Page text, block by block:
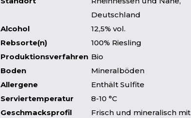
Deutschland
Alcohol
12,5% vol.
Rebsorte(n)
100% Riesling
Produktionsverfahren Bio
Boden
Mineralböden
Allergene
Enthält Sulfite
Serviertemperatur
8-10 °C
Geschmacksprofil
Frisch und mineralisch mit